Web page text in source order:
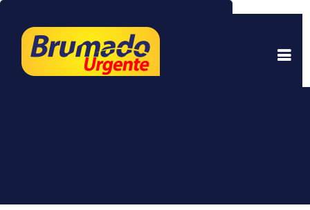
experiência. Ao continuar a navegar, você está
de acordo com isso.Saber mais.